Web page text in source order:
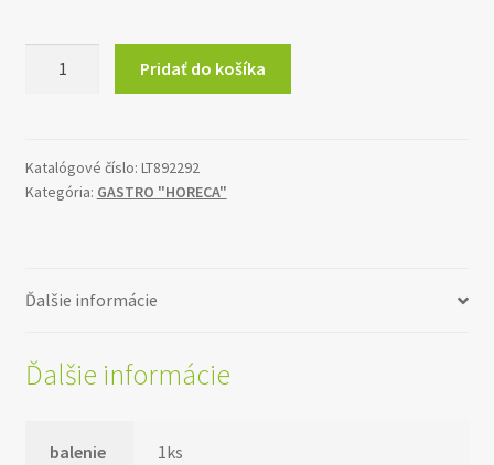
PROFESSIONAL
Pridať do košíka
Katalógové číslo: LT892292
Kategória: GASTRO "HORECA"
Ďalšie informácie
Ďalšie informácie
balenie 1ks